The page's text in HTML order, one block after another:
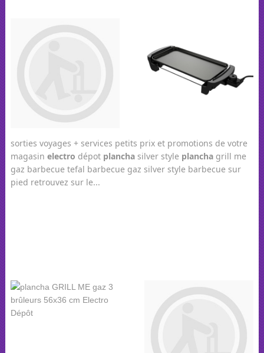
sorties voyages + services petits prix et promotions de votre
magasin electro dépot planchasilver style planchagrill me
gaz barbecue tefal barbecue gaz silver style barbecue sur
pied retrouvez sur le...